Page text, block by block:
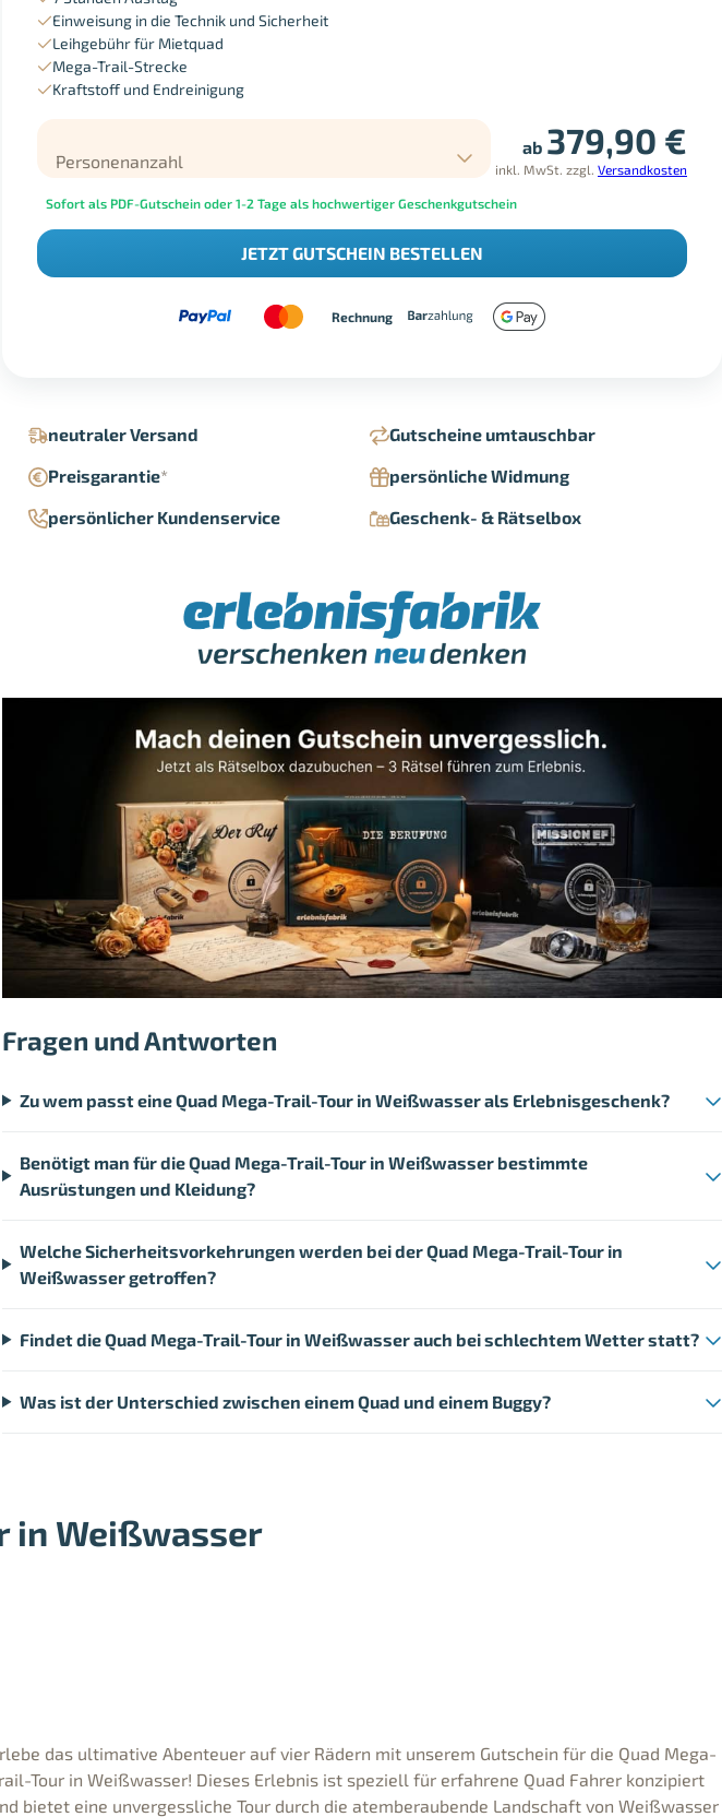
Einweisung in die Technik und Sicherheit
Leihgebühr für Mietquad
Mega-Trail-Strecke
Kraftstoff und Endreinigung
Personenanzahl
ab 379,90 €
inkl. MwSt. zzgl. Versandkosten
Sofort als PDF-Gutschein oder 1-2 Tage als hochwertiger Geschenkgutschein
JETZT GUTSCHEIN BESTELLEN
Rechnung
neutraler Versand
Gutscheine umtauschbar
Preisgarantie*
persönliche Widmung
persönlicher Kundenservice
Geschenk- & Rätselbox
Fragen und Antworten
Zu wem passt eine Quad Mega-Trail-Tour in Weißwasser als Erlebnisgeschenk?
Benötigt man für die Quad Mega-Trail-Tour in Weißwasser bestimmte
Ausrüstungen und Kleidung?
Welche Sicherheitsvorkehrungen werden bei der Quad Mega-Trail-Tour in
Weißwasser getroffen?
Findet die Quad Mega-Trail-Tour in Weißwasser auch bei schlechtem Wetter statt?
Was ist der Unterschied zwischen einem Quad und einem Buggy?
in Weißwasser
das ultimative Abenteuer auf vier Rädern mit unserem Gutschein für die Quad Mega-
Tour in Weißwasser! Dieses Erlebnis ist speziell für erfahrene Quad Fahrer konzipiert
bietet eine unvergessliche Tour durch die atemberaubende Landschaft von Weißwasser